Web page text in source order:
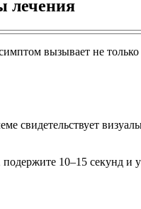
лечения
вызывает не
10–15 секунд и